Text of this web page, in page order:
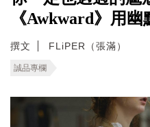
《Awkward》用
撰文 FLiPER（張滿）
誠品專欄